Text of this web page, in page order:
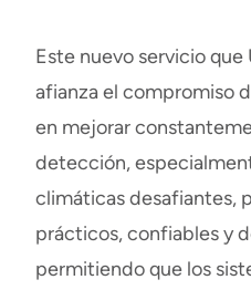
Este nuevo servicioque
afianza el compromiso
en mejorar
detección,
climáticas desafiantes,
prácticos, confiables y
permitiendo que los